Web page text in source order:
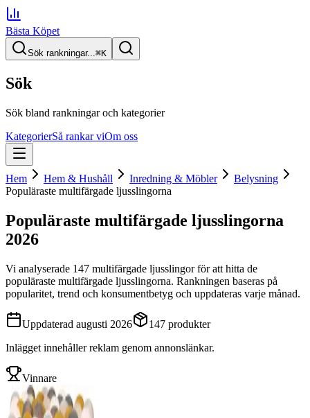
Bästa Köpet
Sök rankningar...⌘K
Sök
Sök bland rankningar och kategorier
KategorierSå rankar viOm oss
Hem Hem & Hushåll Inredning & Möbler
Belysning
Populäraste multifärgade ljusslingorna
Populäraste multifärgade ljusslingorna
2026
Vi analyserade 147 multifärgade ljusslingorför att hitta de
populäraste multifärgade ljusslingorna. Rankningen baseras på
popularitet, trend och konsumentbetyg och uppdateras varje månad.
Uppdaterad augusti 2026 147 produkter
Inlägget innehåller reklam genom annonslänkar.
Vinnare